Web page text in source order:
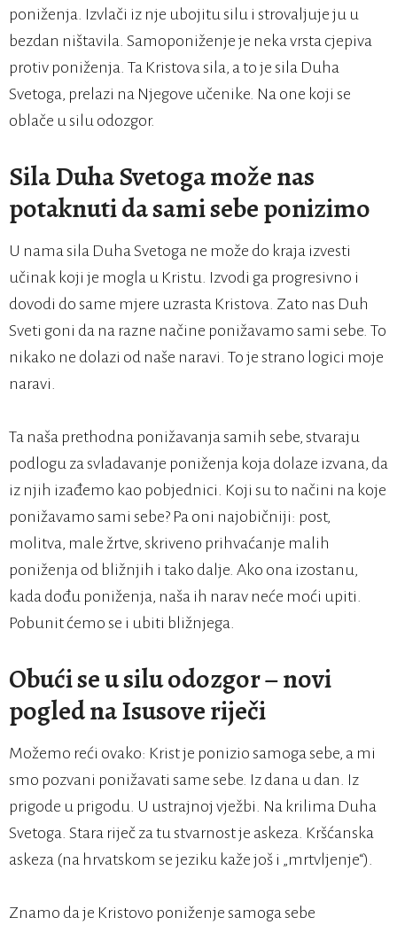
poniženja. Izvlači iz nje ubojitu silu i strovaljuje ju u
bezdan ništavila. Samoponiženje je neka vrsta cjepiva
protiv poniženja. Ta Kristova sila, a to je sila Duha
Svetoga, prelazi na Njegove učenike. Na one koji se
oblače u silu odozgor.
Sila Duha Svetoga može nas
potaknuti da sami sebe ponizimo
U nama sila Duha Svetoga ne može do kraja izvesti
učinak koji je mogla u Kristu. Izvodi ga progresivno i
dovodi do same mjere uzrasta Kristova. Zato nas Duh
Sveti goni da na razne načine ponižavamo sami sebe. To
nikako ne dolazi od naše naravi. To je strano logici moje
naravi.
Ta naša prethodna ponižavanja samih sebe, stvaraju
podlogu za svladavanje poniženja koja dolaze izvana, da
iz njih izađemo kao pobjednici. Koji su to načini na koje
ponižavamo sami sebe? Pa oni najobičniji: post,
molitva, male žrtve, skriveno prihvaćanje malih
poniženja od bližnjih i tako dalje. Ako ona izostanu,
kada dođu poniženja, naša ih narav neće moći upiti.
Pobunit ćemo se i ubiti bližnjega.
Obući se u silu odozgor – novi
pogled na Isusove riječi
Možemo reći ovako: Krist je ponizio samoga sebe, a mi
smo pozvani ponižavati same sebe. Iz dana u dan. Iz
prigode u prigodu. U ustrajnoj vježbi. Na krilima Duha
Svetoga. Stara riječ za tu stvarnost je askeza. Kršćanska
askeza (na hrvatskom se jeziku kaže još i „mrtvljenje“).
Znamo da je Kristovo poniženje samoga sebe